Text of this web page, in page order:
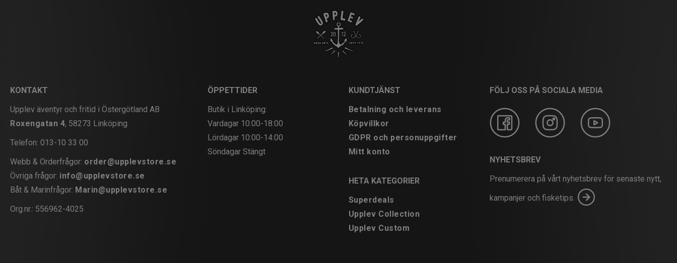
KONTAKT
Upplev äventyr och fritid i Östergötland AB
Roxengatan 4, 58273 Linköping
Telefon: 013-10 33 00
Webb & Orderfrågor: order@upplevstore.se
Övriga frågor: info@upplevstore.se
Båt & Marinfrågor: Marin@upplevstore.se
Org.nr.: 556962-4025
ÖPPETTIDER
Butik i Linköping:
Vardagar 10:00-18:00
Lördagar 10:00-14:00
Söndagar Stängt
KUNDTJÄNST
Betalning och leverans
Köpvillkor
GDPR och personuppgifter
Mitt konto
HETA KATEGORIER
Superdeals
Upplev Collection
Upplev Custom
FÖLJ OSS PÅ SOCIALA MEDIA
NYHETSBREV
Prenumerera på vårt nyhetsbrev för senaste nytt,
kampanjer och fisketips.